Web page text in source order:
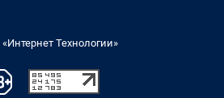
Технологии»